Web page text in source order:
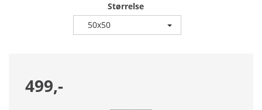
Størrelse
50x50
499,-